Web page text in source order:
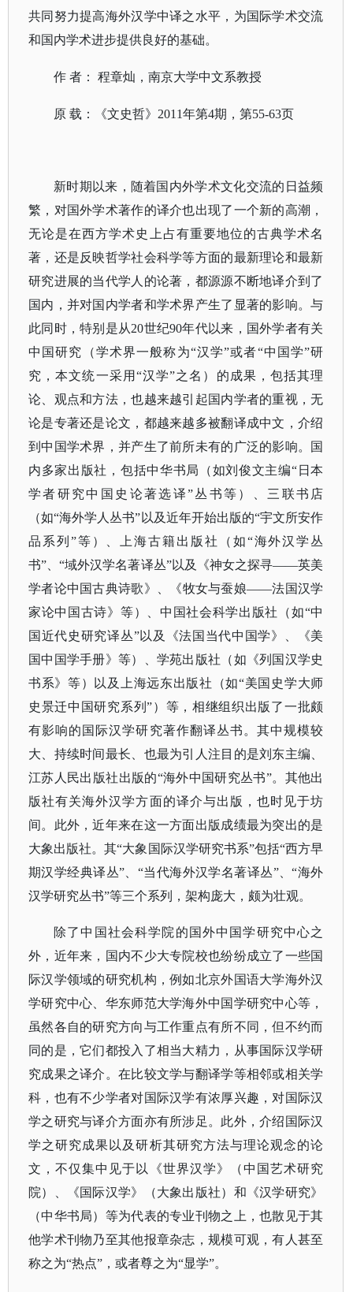
共同努力提高海外汉学中译之水平，为国际学术交流
和国内学术进步提供良好的基础。
作 者 ： 程章灿，南京大学中文系教授
原 载 ： 《文史哲》 2011年第4期，第55-63页
新时期以来，随着国内外学术文化交流的日益频
繁，对国外学术著作的译介也出现了一个新的高潮，
无论是在西方学术史上占有重要地位的古典学术名
著，还是反映哲学社会科学等方面的最新理论和最新
研究进展的当代学人的论著，都源源不断地译介到了
国内，并对国内学者和学术界产生了显著的影响。与
此同时，特别是从20世纪90年代以来，国外学者有关
中国研究（学术界一般称为“汉学”或者“中国学”研
究，本文统一采用“汉学”之名）的成果，包括其理
论、观点和方法，也越来越引起国内学者的重视，无
论是专著还是论文，都越来越多被翻译成中文，介绍
到中国学术界，并产生了前所未有的广泛的影响。国
内多家出版社，包括中华书局（如刘俊文主编“日本
学者研究中国史论著选译”丛书等）、三联书店
（如“海外学人丛书”以及近年开始出版的“宇文所安作
品系列”等）、上海古籍出版社（如“海外汉学丛
书”、“域外汉学名著译丛”以及《神女之探寻——英美
学者论中国古典诗歌》、《牧女与蚕娘——法国汉学
家论中国古诗》等）、中国社会科学出版社（如“中
国近代史研究译丛”以及《法国当代中国学》、《美
国中国学手册》等）、学苑出版社（如《列国汉学史
书系》等）以及上海远东出版社（如“美国史学大师
史景迁中国研究系列”）等，相继组织出版了一批颇
有影响的国际汉学研究著作翻译丛书。其中规模较
大、持续时间最长、也最为引人注目的是刘东主编、
江苏人民出版社出版的“海外中国研究丛书”。其他出
版社有关海外汉学方面的译介与出版，也时见于坊
间。此外，近年来在这一方面出版成绩最为突出的是
大象出版社。其“大象国际汉学研究书系”包括“西方早
期汉学经典译丛”、“当代海外汉学名著译丛”、“海外
汉学研究丛书”等三个系列，架构庞大，颇为壮观。
除了中国社会科学院的国外中国学研究中心之
外，近年来，国内不少大专院校也纷纷成立了一些国
际汉学领域的研究机构，例如北京外国语大学海外汉
学研究中心、华东师范大学海外中国学研究中心等，
虽然各自的研究方向与工作重点有所不同，但不约而
同的是，它们都投入了相当大精力，从事国际汉学研
究成果之译介。在比较文学与翻译学等相邻或相关学
科，也有不少学者对国际汉学有浓厚兴趣，对国际汉
学之研究与译介方面亦有所涉足。此外，介绍国际汉
学之研究成果以及研析其研究方法与理论观念的论
文，不仅集中见于以《世界汉学》（中国艺术研究
院）、《国际汉学》（大象出版社）和《汉学研究》
（中华书局）等为代表的专业刊物之上，也散见于其
他学术刊物乃至其他报章杂志，规模可观，有人甚至
称之为“热点”，或者尊之为“显学”。